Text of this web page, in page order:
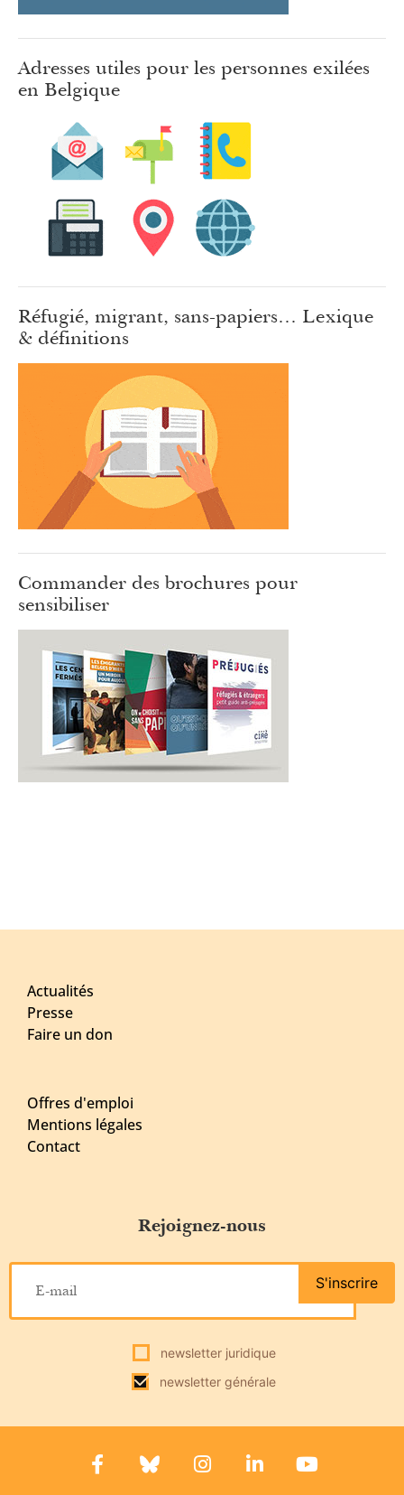
Adresses utiles pour les personnes exilées
en Belgique
Réfugié, migrant, sans-papiers… Lexique
& définitions
Commander des brochures pour
sensibiliser
Actualités
Presse
Faire un don
Offres d'emploi
Mentions légales
Contact
Rejoignez-nous
newsletter juridique
newsletter générale
S'inscrire